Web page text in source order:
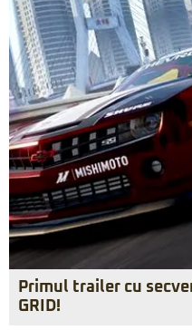
Primul trailer cu
GRID!